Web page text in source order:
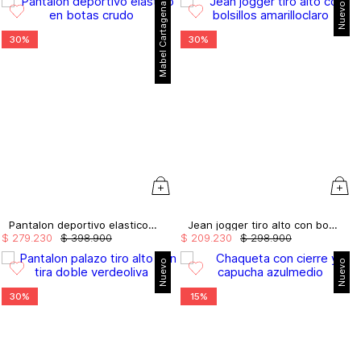
Mabel Cartagena
30%
Pantalon deportivo elastico en botas
$ 398.900
$ 279 230
Nuevo
30%
Jean jogger tiro alto con bolsillos
$ 298.900
$ 209 230
Nuevo
30%
Nuevo
15%